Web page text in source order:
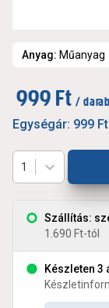
Anyag: Műanyag
999 Ft / darab
Egységár: 999 Ft
Szállítás:
1.690 Ft-tól
Készleten 3
1